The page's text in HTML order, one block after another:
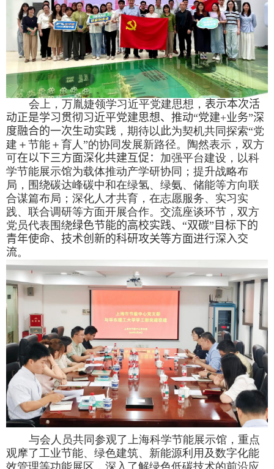
会上，万胤婕领学习近平党建思想， 表示本次活
动正是学习贯彻习近平党建思想、推动“党建+业务”深
度融合的一次生动实践 ，期待以此为契机共同探索“党
建＋节能＋育人”的协同发展新路径。陶然表示，双方
可在以下三方面深化共建互促： 加强平台建设，以科
学节能展示馆为载体推动产学研协同；提升战略布
局，围绕碳达峰碳中和在绿氢、绿氨、储能等方向联
合谋篇布局；深化人才共育，在志愿服务、实习实
践、联合调研等方面开展合作。交流座谈环节，双方
党员代表围绕绿色节能的高校实践、“双碳”目标下的
青年使命、技术创新的科研攻关等方面进行深入交
流。
与会人员共同参观了上海科学节能展示馆，重点
观摩了工业节能、绿色建筑、新能源利用及数字化能